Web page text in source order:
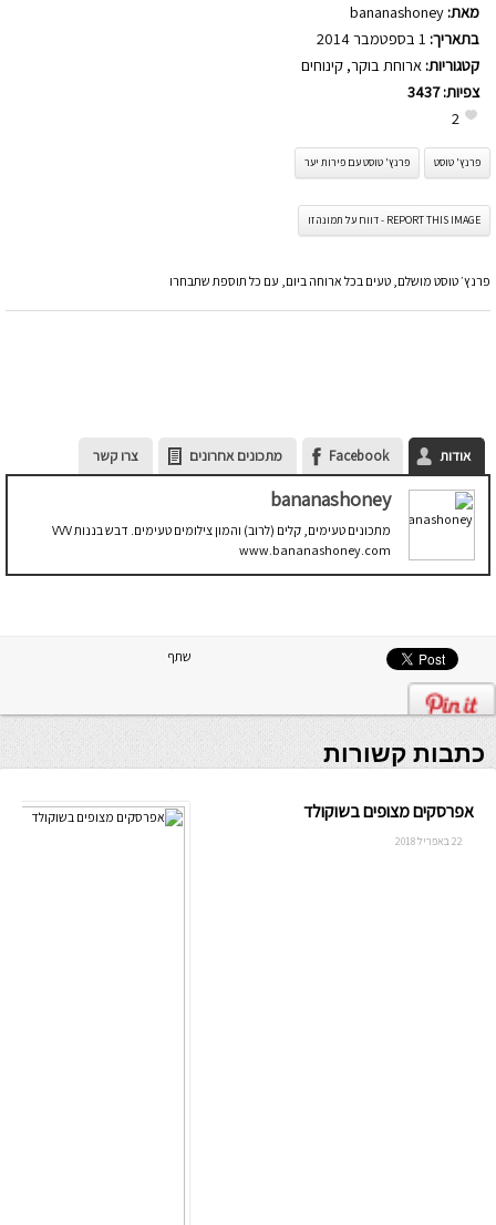
מאת: bananashoney
בתאריך:
קטגוריות: ארוחת בוקר, קינוחים
צפיות:3437
2
פרנץ' טוסט פרנץ' טוסט עם פירות יער
REPORT THIS IMAGE - דווח על תמונה זו
פרנץ׳ טוסט מושלם, טעים בכל ארוחה ביום, עם כל תוספת שתבחרו
אודות Facebook מתכונים אחרונים צרו קשר
bananashoney
מתכונים טעימים, קלים (לרוב) והמון צילומים טעימים. דבש בננות VVV
www.bananashoney.com
שתף
כתבות קשורות
אפרסקים מצופים בשוקולד
22 באפריל 2018